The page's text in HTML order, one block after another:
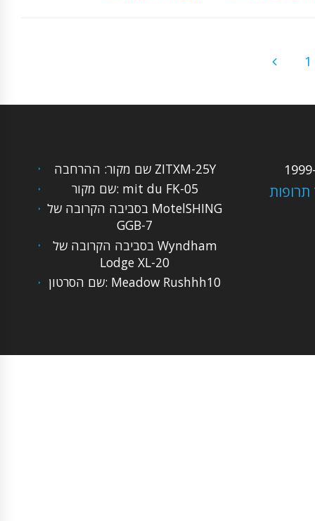
1
שם מקור: ההרחבה ZITXM-25Y
שם מקור: mit du FK-05
בסביבה הקרובה של MotelSHING
GGB-7
בסביבה הקרובה של Wyndham
Lodge XL-20
שם הסרטון: Meadow Rushhh10
תרופות